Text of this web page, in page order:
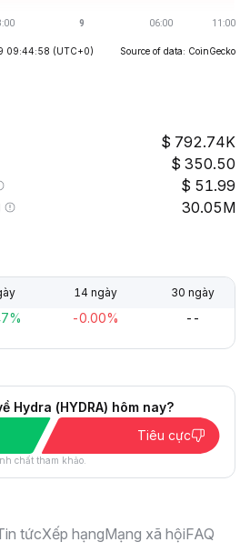
09:44:58 (UTC+0) Source of data: CoinGecko
792.74K
350.50
51.99
30.05M
14 ngày 30 ngày
-0.00% --
Hydra (HYDRA) hôm nay?
Tiêu cực
chất tham khảo.
tứcXếp hạngMạng xã hộiFAQ